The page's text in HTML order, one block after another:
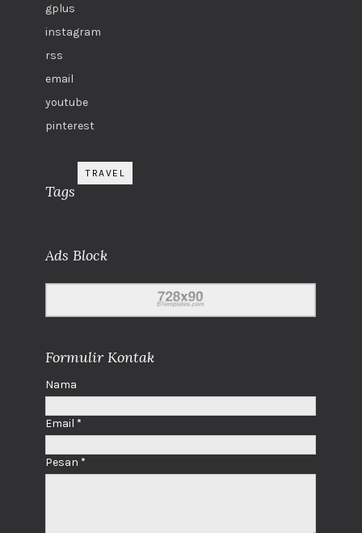
gplus
instagram
rss
email
youtube
pinterest
Tags
TRAVEL
Ads Block
Formulir Kontak
Nama
Email *
Pesan *